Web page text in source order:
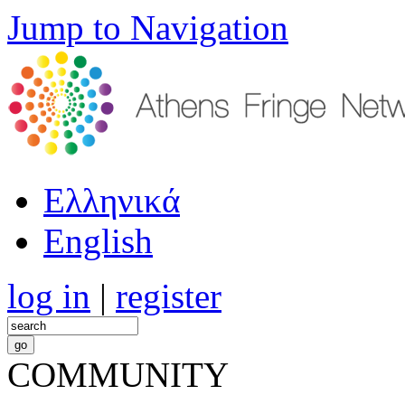
Jump to Navigation
Ελληνικά
English
log in | register
COMMUNITY